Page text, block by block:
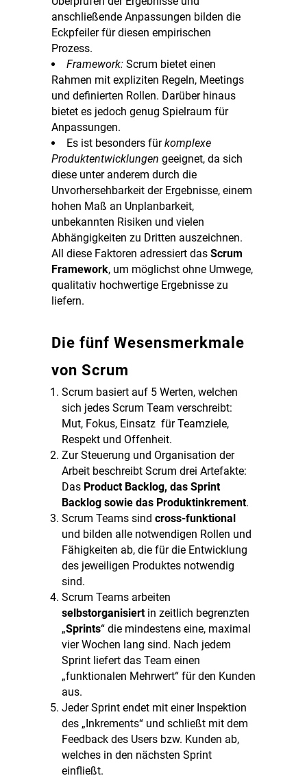
anschließende Anpassungen bilden die
Eckpfeiler für diesen empirischen
Prozess.
Framework: Scrum bietet einen
Rahmen mit expliziten Regeln, Meetings
und definierten Rollen. Darüber hinaus
bietet es jedoch genug Spielraum für
Anpassungen.
Es ist besonders fürkomplexe
Produktentwicklungen geeignet, da sich
diese unter anderem durch die
Unvorhersehbarkeit der Ergebnisse, einem
hohen Maß an Unplanbarkeit,
unbekannten Risiken und vielen
Abhängigkeiten zu Dritten auszeichnen.
All diese Faktoren adressiert das Scrum
Framework, um möglichst ohne Umwege,
qualitativ hochwertige Ergebnisse zu
liefern.
Die fünf Wesensmerkmale
von Scrum
Scrum basiert auf 5 Werten, welchen
sich jedes Scrum Team verschreibt:
Mut, Fokus, Einsatz für Teamziele,
Respekt und Offenheit.
Zur Steuerung und Organisation der
Arbeit beschreibt Scrum drei Artefakte:
Das Product Backlog, das Sprint
Backlog sowie das Produktinkrement.
Scrum Teams sind cross-funktional
und bilden alle notwendigen Rollen und
Fähigkeiten ab, die für die Entwicklung
des jeweiligen Produktes notwendig
sind.
Scrum Teams arbeiten
selbstorganisiertin zeitlich begrenzten
„Sprints“ die mindestens eine, maximal
vier Wochen lang sind. Nach jedem
Sprint liefert das Team einen
„funktionalen Mehrwert“ für den Kunden
aus.
Jeder Sprint endet mit einer Inspektion
des „Inkrements“ und schließt mit dem
Feedback des Users bzw. Kunden ab,
welches in den nächsten Sprint
einfließt.